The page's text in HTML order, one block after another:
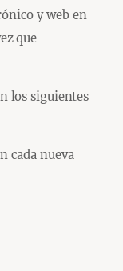
y web en
que
los siguientes
cada nueva